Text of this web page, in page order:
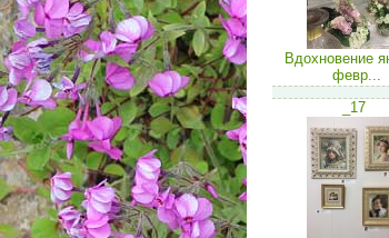
Вдохновение
февр...
_17